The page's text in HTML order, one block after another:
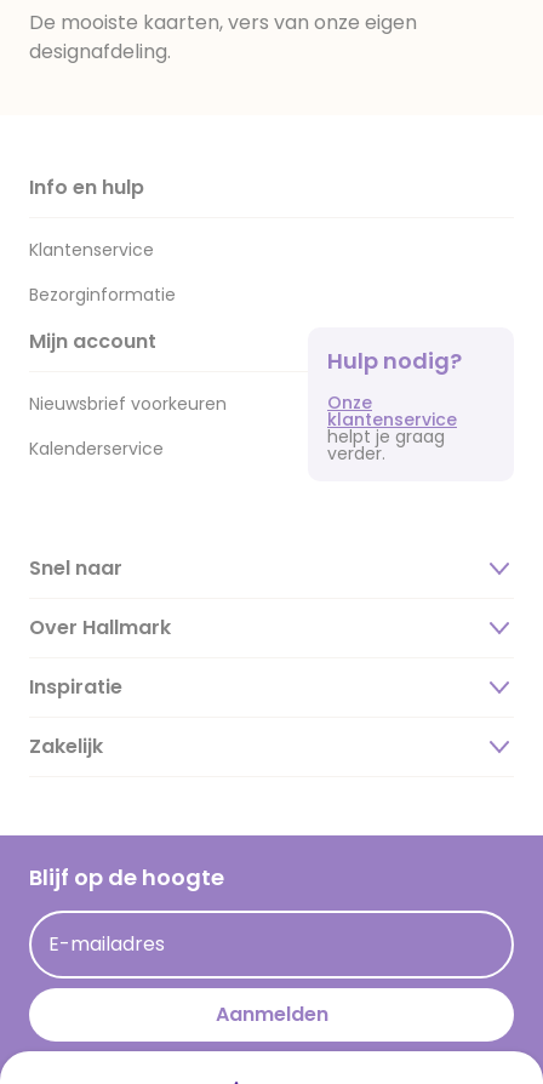
De mooiste kaarten, vers van onze eigen
designafdeling.
Info en hulp
Klantenservice
Bezorginformatie
Mijn account
Nieuwsbrief voorkeuren
Kalenderservice
Hulp nodig?
Onze
klantenservice
helpt je graag
verder.
Snel naar
Over Hallmark
Over ons
Duurzaamheid
Hallmark Kaartclub
Acties
Persberichten
Hallmark en Kinderpostzegels
Inspiratie
Magazine
Cadeau inspiratie
Kaartinspiratie
Zakelijk
Blijf op de hoogte
E-mailadres
Aanmelden